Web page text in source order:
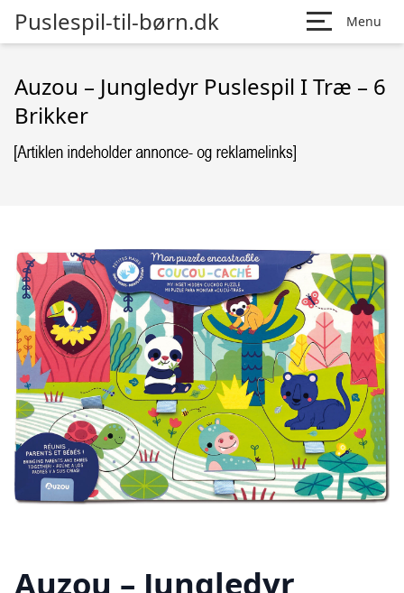
Puslespil-til-børn.dk Menu
Auzou – Jungledyr Puslespil I Træ – 6
Brikker
Auzou – Jungledyr